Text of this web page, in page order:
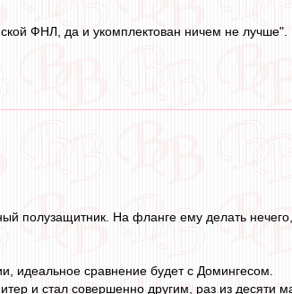
ФНЛ, да и укомплектован ничем не лучше".
полузащитник. На фланге ему делать
идеальное сравнение будет с Домингесом.
и стал совершенно другим, раз из десяти